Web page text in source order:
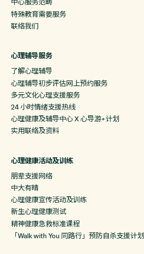
中心服务范畴
特殊教育需要服务
联络我们
心理辅导服务
了解心理辅导
心理辅导初步评估网上预约服务
多元文化心理支援服务
24 小时情绪支援热线
心理健康及辅导中心 X 心导游+计划
实用联络及资料
心理健康活动及训练
朋辈支援网络
中大有晴
心理健康宣传活动及训练
新生心理健康测试
精神健康急救标准课程
「Walk with You 同路行」预防自杀支援计划